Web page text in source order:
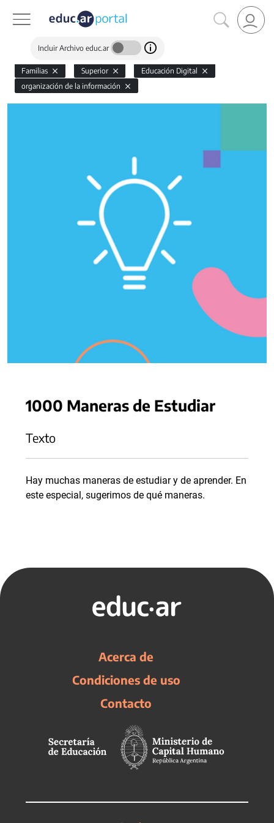
Incluir Archivo educ.ar
Familias Superior
Educación Digital
organización de la información
1000 Maneras de Estudiar
Texto
Hay muchas maneras de estudiar y de aprender. En
este especial, sugerimos de qué maneras.
Acerca de
Condiciones de uso
Contacto